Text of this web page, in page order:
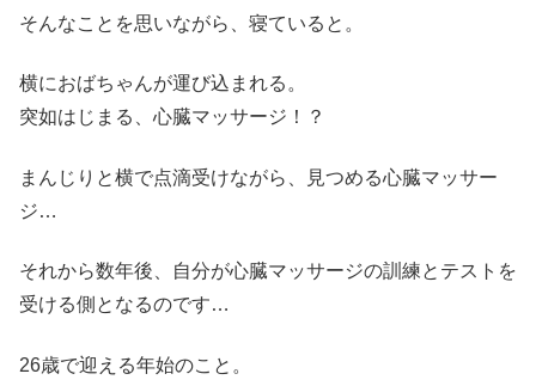
そんなことを思いながら、寝ていると。
横におばちゃんが運び込まれる。
突如はじまる、心臓マッサージ！？
まんじりと横で点滴受けながら、見つめる心臓マッサー
ジ…
それから数年後、自分が心臓マッサージの訓練とテストを
受ける側となるのです…
26歳で迎える年始のこと。